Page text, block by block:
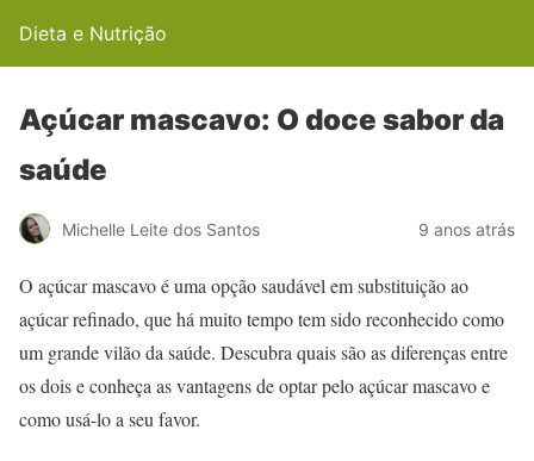
Dieta e Nutrição
Açúcar mascavo: O doce sabor da
saúde
Michelle Leite dos Santos 9 anos atrás
O açúcar mascavo é uma opção saudável em substituição ao
açúcar refinado, que há muito tempo tem sido reconhecido como
um grande vilão da saúde. Descubra quais são as diferenças entre
os dois e conheça as vantagens de optar pelo açúcar mascavo e
como usá-lo a seu favor.